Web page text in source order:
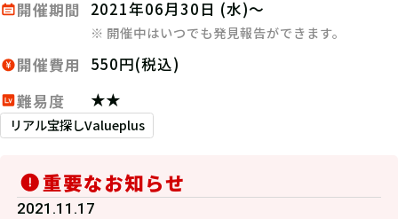
開催期間
2021年06月30日 (水)～
※ 開催中はいつでも発見報告ができます。
開催費用
550円(税込)
難易度
★★
リアル宝探しValueplus
重要なお知らせ
2021.11.17